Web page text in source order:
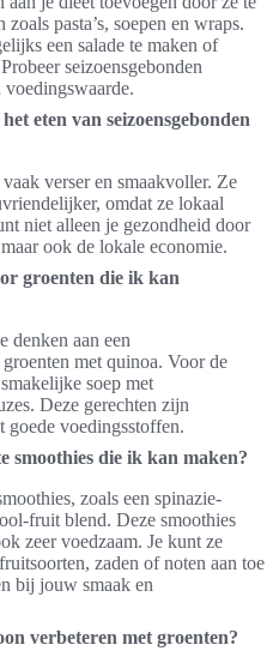
pasta’s, soepen en wraps.
een salade te maken of
seizoensgebonden
voedingswaarde.
eten van seizoensgebonden
verser en smaakvoller. Ze
omdat ze lokaal
niet alleen je gezondheid door
ook de lokale economie.
groenten die ik kan
denken aan een
met quinoa. Voor de
soep met
Deze gerechten zijn
goede voedingsstoffen.
smoothies die ik kan maken?
zoals een spinazie-
fruit blend. Deze smoothies
zeer voedzaam. Je kunt ze
zaden of noten aan toe
bij jouw smaak en
verbeteren met groenten?